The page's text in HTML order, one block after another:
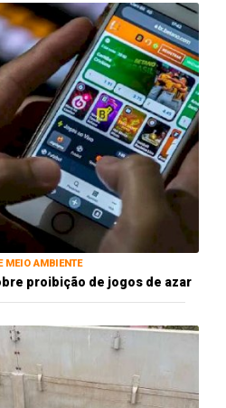
MEIO AMBIENTE
proibição de jogos de azar